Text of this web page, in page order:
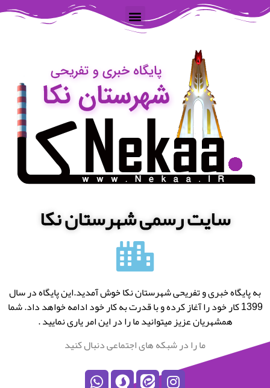
سایت رسمی شهرستان نکا
به پایگاه خبری و تفریحی شهرستان نکا خوش آمدید.این پایگاه در سال
1399 کار خود را آغاز کرده و با قدرت به کار خود ادامه خواهد داد. شما
همشهریان عزیز میتوانید ما را در این امر یاری نمایید .
ما را در شبکه های اجتماعی دنبال کنید